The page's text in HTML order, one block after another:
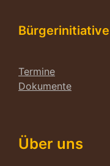
Bürgerinitiative
Termine
Dokumente
Über uns